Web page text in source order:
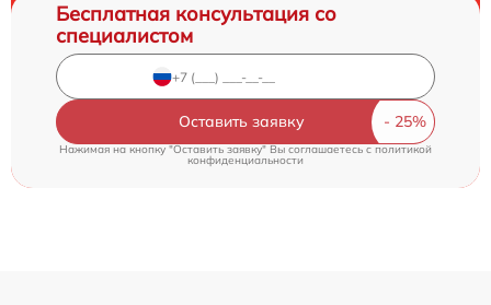
Бесплатная консультация со
специалистом
Оставить заявку
Нажимая на кнопку "Оставить заявку" Вы соглашаетесь c политикой
конфиденциальности